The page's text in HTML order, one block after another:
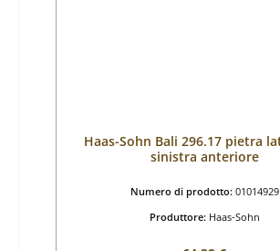
Haas-Sohn Bali 296.17 pietra
sinistra anteriore
Numero di prodotto: 01014929
Produttore: Haas-Sohn